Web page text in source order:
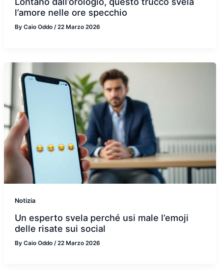
l’amore nelle ore specchio
By Caio Oddo /22 Marzo 2026
Notizia
Un esperto svela perché usi male l’emoji
delle risate sui social
By Caio Oddo /22 Marzo 2026